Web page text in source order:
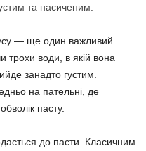
та насиченим.
— ще один важливий
трохи води, в якій вона
занадто густим.
на пательні, де
пасту.
до пасти. Класичним